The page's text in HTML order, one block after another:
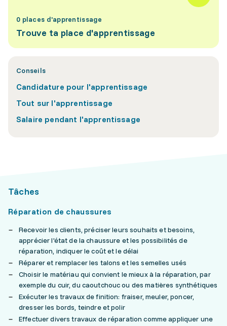
0 places d'apprentissage
Trouve ta place d'apprentissage
Conseils
Candidature pour l'apprentissage
Tout sur l'apprentissage
Salaire pendant l'apprentissage
Tâches
Réparation de chaussures
Recevoir les clients, préciser leurs souhaits et besoins,
apprécier l'état de la chaussure et les possibilités de
réparation, indiquer le coût et le délai
Réparer et remplacer les talons et les semelles usés
Choisir le matériau qui convient le mieux à la réparation, par
exemple du cuir, du caoutchouc ou des matières synthétiques
Exécuter les travaux de finition: fraiser, meuler, poncer,
dresser les bords, teindre et polir
Effectuer divers travaux de réparation comme appliquer une